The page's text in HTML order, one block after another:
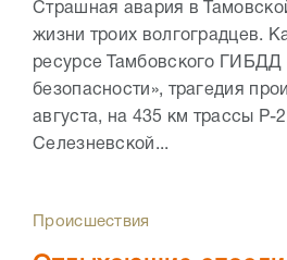
Страшная авария в
жизни троих волгоградцев.
ресурсе Тамбовского ГИБДД
безопасности», трагедия
августа, на 435 км трассы Р-
Селезневской...
Происшествия